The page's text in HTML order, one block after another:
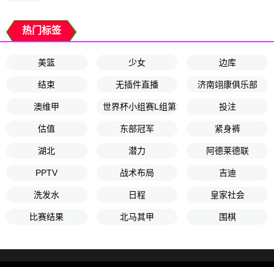
热门标签
美篮 少女 边库
结束 无插件直播 济南翊康俱乐部
澳维甲 世界杯小组赛L组第1轮 投注
估值 东部冠军 紧身裤
湖北 潜力 阿德莱德联
PPTV 战术布局 吉迪
洗发水 日程 皇家社会
比赛结果 北马其甲 围棋